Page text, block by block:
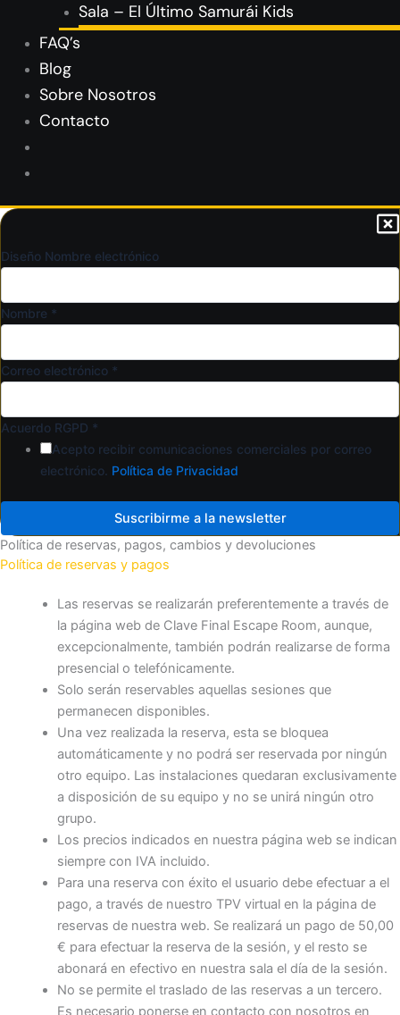
Sala – El Último Samurái Kids
FAQ’s
Blog
Sobre Nosotros
Contacto
Diseño Nombre electrónico
Nombre *
Correo electrónico *
Acuerdo RGPD *
Acepto recibir comunicaciones comerciales por correo
electrónico. Política de Privacidad
Suscribirme a la newsletter
Política de reservas, pagos, cambios y devoluciones
Política de reservas y pagos
Las reservas se realizarán preferentemente a través de
la página web de Clave Final Escape Room, aunque,
excepcionalmente, también podrán realizarse de forma
presencial o telefónicamente.
Solo serán reservables aquellas sesiones que
permanecen disponibles.
Una vez realizada la reserva, esta se bloquea
automáticamente y no podrá ser reservada por ningún
otro equipo. Las instalaciones quedaran exclusivamente
a disposición de su equipo y no se unirá ningún otro
grupo.
Los precios indicados en nuestra página web se indican
siempre con IVA incluido.
Para una reserva con éxito el usuario debe efectuar a el
pago, a través de nuestro TPV virtual en la página de
reservas de nuestra web. Se realizará un pago de 50,00
€ para efectuar la reserva de la sesión, y el resto se
abonará en efectivo en nuestra sala el día de la sesión.
No se permite el traslado de las reservas a un tercero.
Es necesario ponerse en contacto con nosotros en